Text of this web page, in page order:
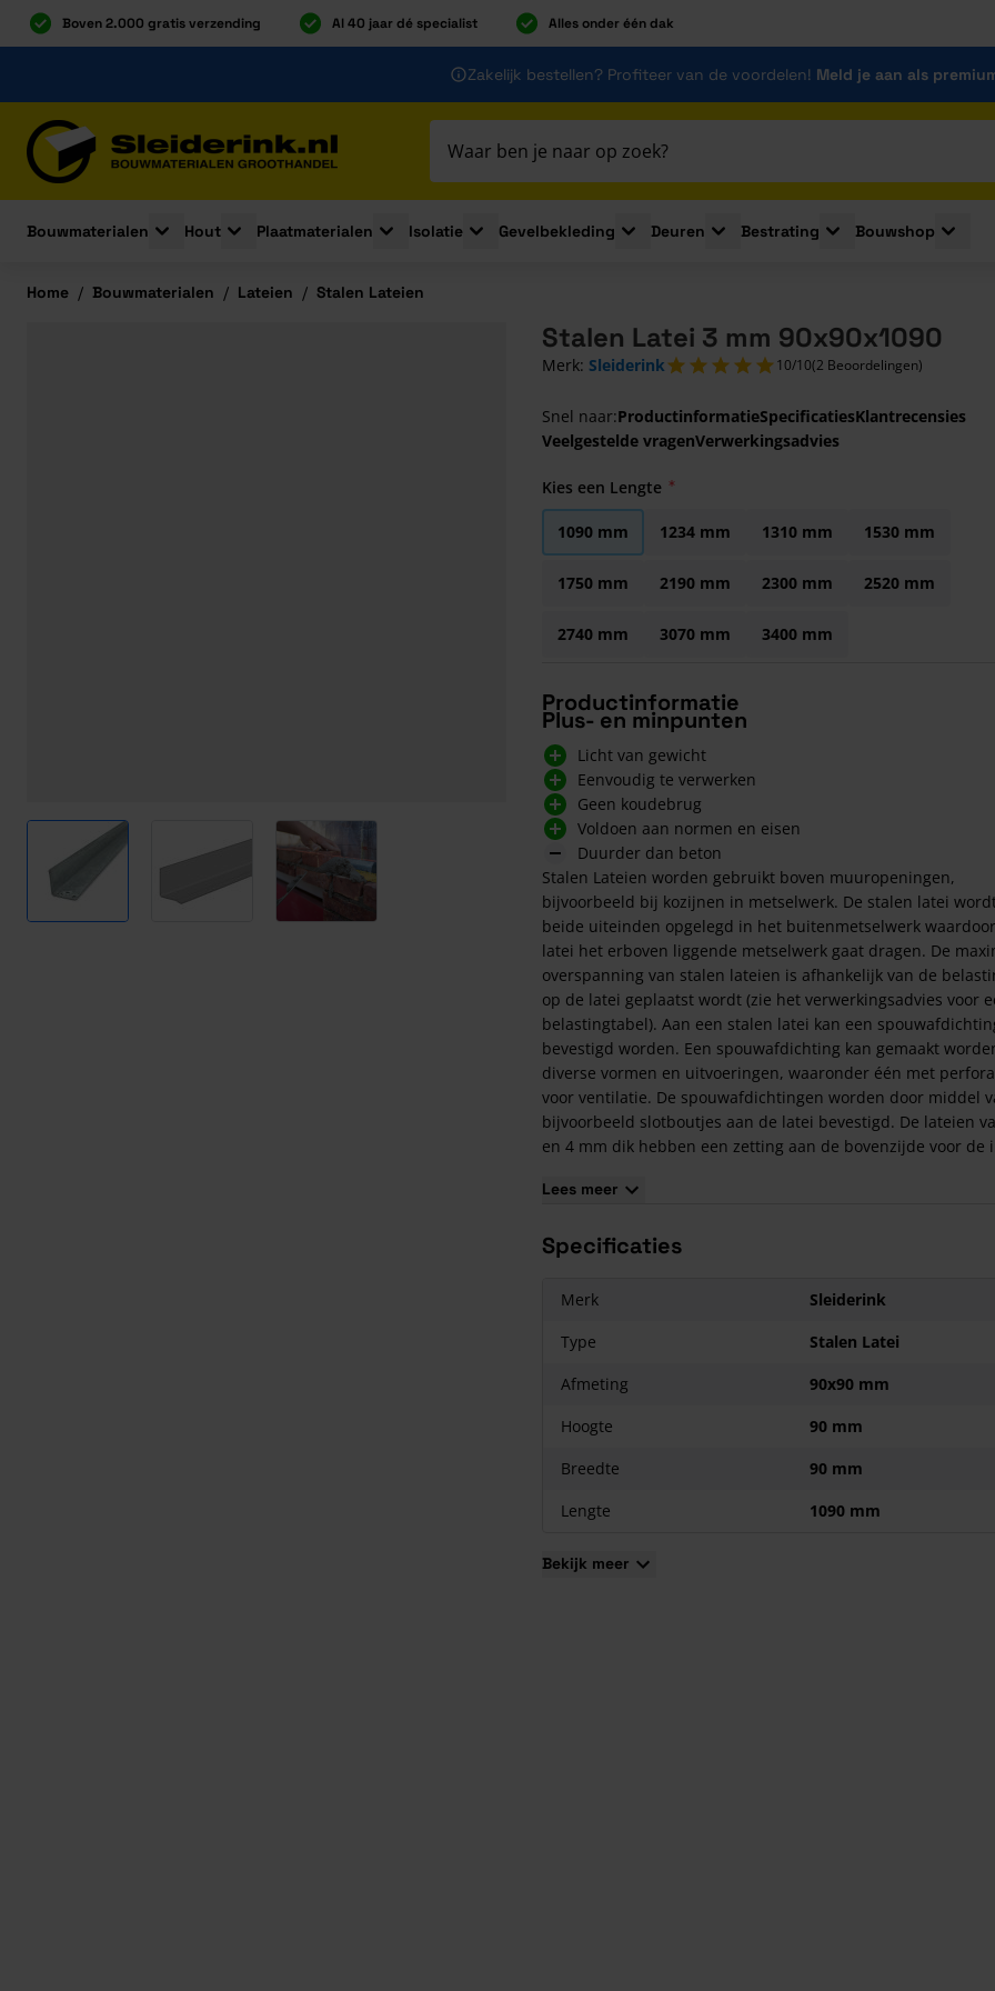
Boven 2.000 gratis verzending Al 40 jaar dé specialist Alles onder één dak
Zakelijk bestellen? Profiteer van de voordelen! Meld je aan als
Bouwmaterialen
Toggle submenu for Bouwmaterialen
Hout
Toggle submenu for Hout
Plaatmaterialen
Toggle submenu for Plaatmaterialen
Isolatie
Toggle submenu for Isolatie
Gevelbekleding
Toggle submenu for Gevelbekleding
Deuren
Toggle submenu for Deuren
Bestrating
Toggle submenu for
Bouwshop
Home / Bouwmaterialen / Lateien / Stalen Lateien
View larger image View larger image
Stalen Latei 3 mm 90x90x1090
Merk: Sleiderink 10/10(2 Beoordelingen)
Snel naar:ProductinformatieSpecificatiesKlantrecensies
Veelgestelde vragenVerwerkingsadvies
Kies een Lengte
1090 mm 1234 mm 1310 mm 1530 mm
1750 mm 2190 mm 2300 mm 2520 mm
2740 mm 3070 mm 3400 mm
Productinformatie
Plus- en minpunten
Licht van gewicht
Eenvoudig te verwerken
Geen koudebrug
Voldoen aan normen en eisen
Duurder dan beton
Stalen Lateien worden gebruikt boven muuropeningen,
bijvoorbeeld bij kozijnen in metselwerk. De stalen latei
beide uiteinden opgelegd in het buitenmetselwerk
latei het erboven liggende metselwerk gaat dragen. De
overspanning van stalen lateien is afhankelijk van de
op de latei geplaatst wordt (zie het verwerkingsadvies voor
belastingtabel). Aan een stalen latei kan een
bevestigd worden. Een spouwafdichting kan gemaakt
diverse vormen en uitvoeringen, waaronder één met
voor ventilatie. De spouwafdichtingen worden door middel
bijvoorbeeld slotboutjes aan de latei bevestigd. De lateien
en 4 mm dik hebben een zetting aan de bovenzijde voor de
afwateringsrand.
Ben je op zoek naar een andere lengte dan waaruit je hier
kunnen wij bekijken of we de gevraagde lengtes kunnen
Voordelen van Stalen Lateien
Licht van gewicht;
Eén latei voor het buitenmetselwerk;
Geen koudebrug;
Lees meer
Specificaties
Merk
Sleiderink
Type
Stalen Latei
Afmeting
90x90 mm
Hoogte
90 mm
Breedte
90 mm
Lengte
1090 mm
Bekijk meer